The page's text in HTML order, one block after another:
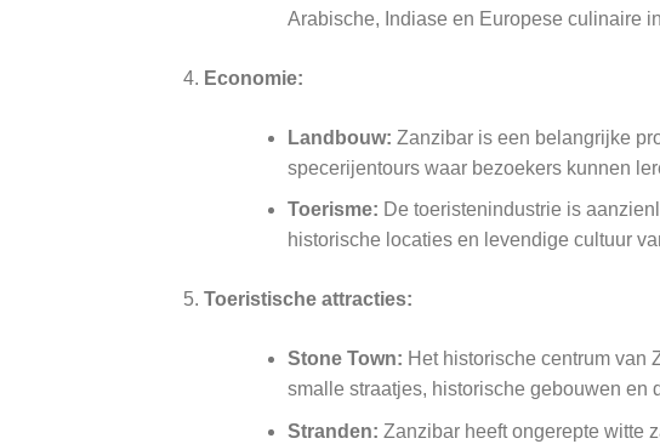
Arabische, Indiase en Europese culinaire
Economie:
Landbouw: Zanzibar is een belangrijke
specerijentours waar bezoekers kunnen
Toerisme: De toeristenindustrie is
historische locaties en levendige cultuur
Toeristische attracties:
Stone Town: Het historische centrum van
smalle straatjes, historische gebouwen en
Stranden: Zanzibar heeft ongerepte witte